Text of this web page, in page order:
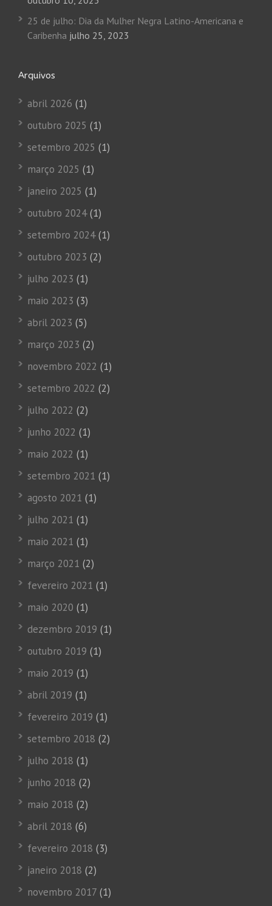
25 de julho: Dia da Mulher Negra Latino-Americana e
Caribenha julho 25, 2023
Arquivos
abril 2026 (1)
outubro 2025 (1)
setembro 2025 (1)
março 2025 (1)
janeiro 2025 (1)
outubro 2024(1)
setembro 2024(1)
outubro 2023 (2)
julho 2023 (1)
maio 2023 (3)
abril 2023 (5)
março 2023 (2)
novembro 2022 (1)
setembro 2022 (2)
julho 2022 (2)
junho 2022 (1)
maio 2022 (1)
setembro 2021 (1)
agosto 2021 (1)
julho 2021 (1)
maio 2021 (1)
março 2021 (2)
fevereiro 2021 (1)
maio 2020 (1)
dezembro 2019 (1)
outubro 2019 (1)
maio 2019 (1)
abril 2019 (1)
fevereiro 2019 (1)
setembro 2018 (2)
julho 2018 (1)
junho 2018 (2)
maio 2018 (2)
abril 2018 (6)
fevereiro 2018 (3)
janeiro 2018 (2)
novembro 2017 (1)